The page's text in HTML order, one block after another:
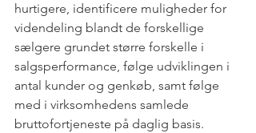
hurtigere, identificere muligheder for
videndeling blandt de forskellige
sælgere grundet større forskelle i
salgsperformance, følge udviklingen i
antal kunder og genkøb, samt følge
med i virksomhedens samlede
bruttofortjeneste på daglig basis.